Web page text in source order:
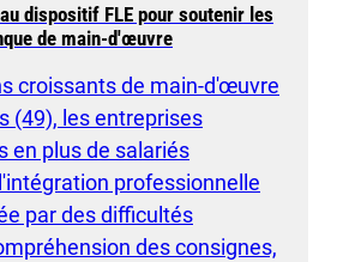
dispositif FLE pour soutenir les
de main-d'œuvre
croissants de main-d'œuvre
(49), les entreprises
en plus de salariés
professionnelle
par des difficultés
des consignes,